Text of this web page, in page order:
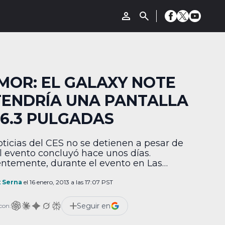
EL GALAXY NOTE
UNA PANTALLA
PULGADAS
del CES no se detienen a pesar de
evento concluyó hace unos días.
durante el evento en Las
de uno de los próximos teléfonos de
las ventas de sus teléfonos insignia
[…]
Serna el 16 enero, 2013 a las 17:07 PST
Seguir en